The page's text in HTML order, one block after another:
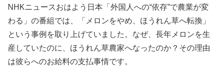
NHKニュースおはよう日本「外国人への“依存”で農業が変
わる」の番組では、「メロンをやめ、ほうれん草へ転換」
という事例を取り上げていました。なぜ、長年メロンを生
産していたのに、ほうれん草農家へなったのか？その理由
は彼らへのお給料の支払事情です。